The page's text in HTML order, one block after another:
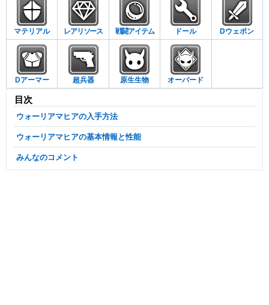
マテリアル レアリソース 戦闘アイテム ドール Dウェポン
Dアーマー 超兵器 原生生物 オーバード
目次
ウォーリアマヒアの入手方法
ウォーリアマヒアの基本情報と性能
みんなのコメント